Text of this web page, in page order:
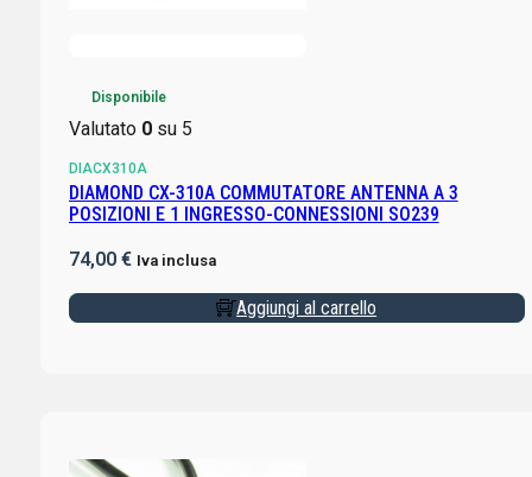
Disponibile
Valutato 0su 5
DIACX310A
DIAMOND CX-310A COMMUTATORE ANTENNA A 3
POSIZIONI E 1 INGRESSO-CONNESSIONI SO239
74,00 € Iva inclusa
Aggiungi al carrello